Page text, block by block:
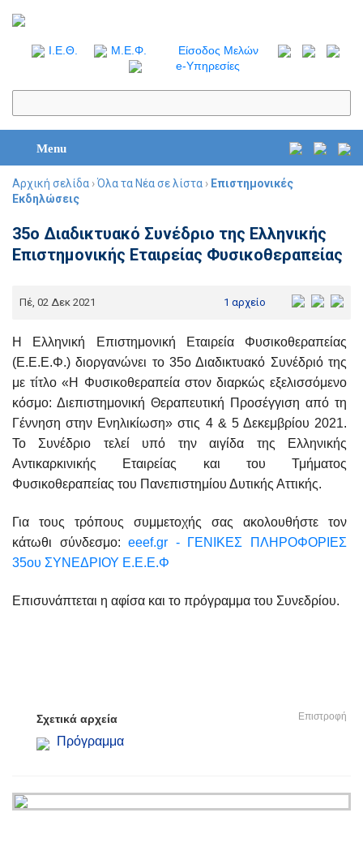
I.Ε.Θ. Μ.Ε.Φ.
Είσοδος Μελών
e-Υπηρεσίες
Menu
Αρχική σελίδα ›Όλα τα Νέα σε λίστα › Επιστημονικές
Εκδηλώσεις
35o Διαδικτυακό Συνέδριο της Ελληνικής
Επιστημονικής Εταιρείας Φυσικοθεραπείας
Πέ, 02 Δεκ 2021 1 αρχείο
Η Ελληνική Επιστημονική Εταιρεία Φυσικοθεραπείας
(Ε.Ε.Ε.Φ.) διοργανώνει το 35ο Διαδικτυακό Συνέδριό της
με τίτλο «Η Φυσικοθεραπεία στον διαρκώς εξελισσόμενο
κόσμο: Διεπιστημονική Θεραπευτική Προσέγγιση από τη
Γέννηση στην Ενηλικίωση» στις 4 & 5 Δεκεμβρίου 2021.
Το Συνέδριο τελεί υπό την αιγίδα της Ελληνικής
Αντικαρκινικής Εταιρείας και του Τμήματος
Φυσικοθεραπείας του Πανεπιστημίου Δυτικής Αττικής.
Για τους τρόπους συμμετοχής σας ακολουθήστε τον
κάτωθι σύνδεσμο:eeef.gr - ΓΕΝΙΚΕΣ ΠΛΗΡΟΦΟΡΙΕΣ
35ου ΣΥΝΕΔΡΙΟΥ Ε.Ε.Ε.Φ
Επισυνάπτεται η αφίσα και το πρόγραμμα του Συνεδρίου.
Επιστροφή
Σχετικά αρχεία
Πρόγραμμα